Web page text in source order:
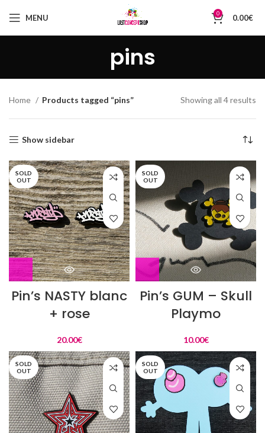
MENU 0 0.00€
pins
Home Products tagged “pins” Showing all 4 results
Show sidebar
SOLD
OUT
Pin’s NASTY blanc
+ rose
20.00€
SOLD
OUT
Pin’s GUM – Skull
Playmo
10.00€
SOLD
OUT
SOLD
OUT